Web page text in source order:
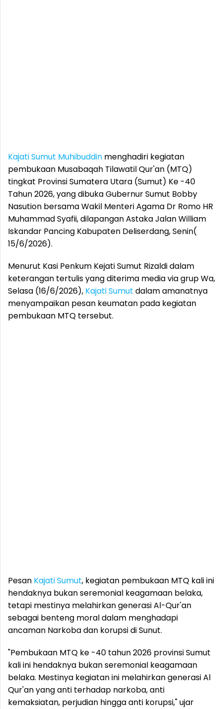
Kajati Sumut Muhibuddin menghadiri kegiatan
pembukaan Musabaqah Tilawatil Qur'an (MTQ)
tingkat Provinsi Sumatera Utara (Sumut) Ke -40
Tahun 2026, yang dibuka Gubernur Sumut Bobby
Nasution bersama Wakil Menteri Agama Dr Romo HR
Muhammad Syafii, dilapangan Astaka Jalan William
Iskandar Pancing Kabupaten Deliserdang, Senin(
15/6/2026).
Menurut Kasi Penkum Kejati Sumut Rizaldi dalam
keterangan tertulis yang diterima media via grup Wa,
Selasa (16/6/2026), Kajati Sumut dalam amanatnya
menyampaikan pesan keumatan pada kegiatan
pembukaan MTQ tersebut.
Pesan Kajati Sumut, kegiatan pembukaan MTQ kali ini
hendaknya bukan seremonial keagamaan belaka,
tetapi mestinya melahirkan generasi Al-Qur'an
sebagai benteng moral dalam menghadapi
ancaman Narkoba dan korupsi di Sunut.
"Pembukaan MTQ ke -40 tahun 2026 provinsi Sumut
kali ini hendaknya bukan seremonial keagamaan
belaka. Mestinya kegiatan ini melahirkan generasi Al
Qur'an yang anti terhadap narkoba, anti
kemaksiatan, perjudian hingga anti korupsi," ujar